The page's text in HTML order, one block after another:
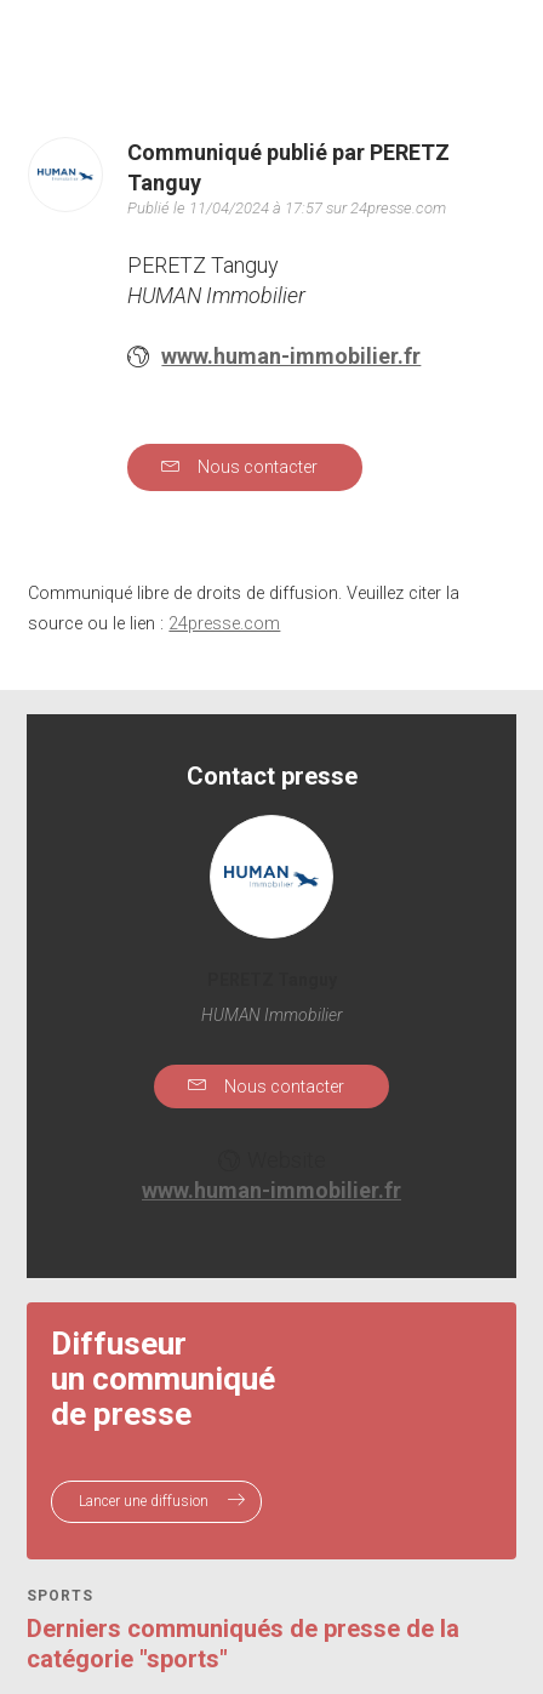
Communiqué publié par PERETZ
Tanguy
Publié le 11/04/2024 à 17:57 sur 24presse.com
PERETZ Tanguy
HUMAN Immobilier
www.human-immobilier.fr
Nous contacter
Communiqué libre de droits de diffusion. Veuillez citer la
source ou le lien : 24presse.com
Contact presse
HUMAN Immobilier
Nous contacter
www.human-immobilier.fr
Diffuseur
un communiqué
de presse
Lancer une diffusion
SPORTS
Derniers communiqués de presse de la
catégorie "sports"